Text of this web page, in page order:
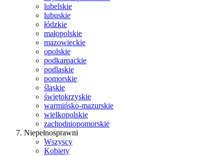
lubelskie
lubuskie
łódzkie
małopolskie
mazowieckie
opolskie
podkarpackie
podlaskie
pomorskie
śląskie
świętokrzyskie
warmińsko-mazurskie
wielkopolskie
zachodniopomorskie
Niepełnosprawni
Wszyscy
Kobiety